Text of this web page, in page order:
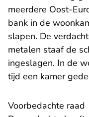
meerdere Oost-
bank in de
slapen. De
metalen staaf de
ingeslagen. In de
tijd een kamer
Voorbedachte raad